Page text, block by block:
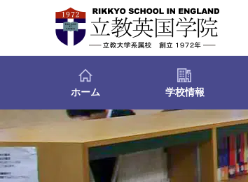
ホーム 学校情報